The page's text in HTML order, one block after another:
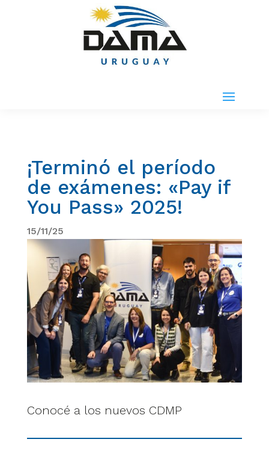
¡Terminó el período
de exámenes: «Pay if
You Pass» 2025!
15/11/25
Conocé a los nuevos CDMP